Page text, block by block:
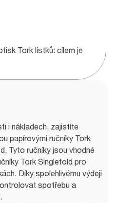
Tork lístků: cílem je
i nákladech, zajistíte
papírovými ručníky Tork
Tyto ručníky jsou vhodné
Tork Singlefold pro
Díky spolehlivému výdeji
spotřebu a